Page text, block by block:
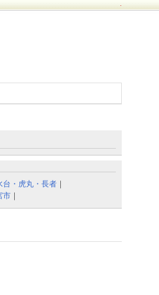
台・虎丸・長者 ｜
市 ｜